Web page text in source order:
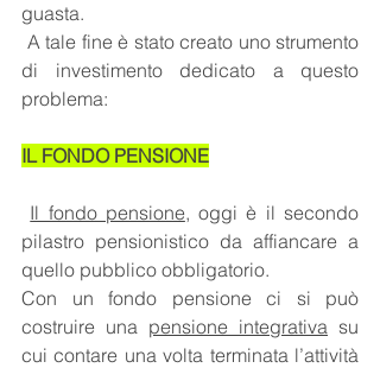
guasta.
di investimento dedicato a questo
problema:
IL FONDO PENSIONE
Il fondo pensione, oggi è il secondo
pilastro pensionistico da affiancare a
quello pubblico obbligatorio.
Con un fondo pensione ci si può
costruire una pensione integrativa su
cui contare una volta terminata l’attività